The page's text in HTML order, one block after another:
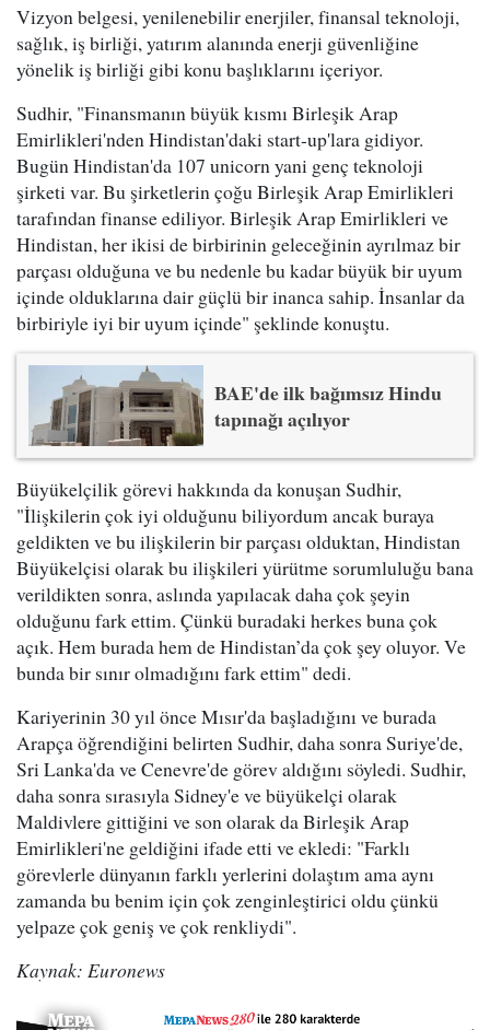
Vizyon belgesi, yenilenebilir enerjiler, finansal teknoloji,
sağlık, iş birliği, yatırım alanında enerji güvenliğine
yönelik iş birliği gibi konu başlıklarını içeriyor.
Sudhir, "Finansmanın büyük kısmı Birleşik Arap
Emirlikleri'nden Hindistan'daki start-up'lara gidiyor.
Bugün Hindistan'da 107 unicorn yani genç teknoloji
şirketi var. Bu şirketlerin çoğu Birleşik Arap Emirlikleri
tarafından finanse ediliyor. Birleşik Arap Emirlikleri ve
Hindistan, her ikisi de birbirinin geleceğinin ayrılmaz bir
parçası olduğuna ve bu nedenle bu kadar büyük bir uyum
içinde olduklarına dair güçlü bir inanca sahip. İnsanlar da
birbiriyle iyi bir uyum içinde" şeklinde konuştu.
BAE'de ilk bağımsız Hindu
tapınağı açılıyor
Büyükelçilik görevi hakkında da konuşan Sudhir,
"İlişkilerin çok iyi olduğunu biliyordum ancak buraya
geldikten ve bu ilişkilerin bir parçası olduktan, Hindistan
Büyükelçisi olarak bu ilişkileri yürütme sorumluluğu bana
verildikten sonra, aslında yapılacak daha çok şeyin
olduğunu fark ettim. Çünkü buradaki herkes buna çok
açık. Hem burada hem de Hindistan’da çok şey oluyor. Ve
bunda bir sınır olmadığını fark ettim" dedi.
Kariyerinin 30 yıl önce Mısır'da başladığını ve burada
Arapça öğrendiğini belirten Sudhir, daha sonra Suriye'de,
Sri Lanka'da ve Cenevre'de görev aldığını söyledi. Sudhir,
daha sonra sırasıyla Sidney'e ve büyükelçi olarak
Maldivlere gittiğini ve son olarak da Birleşik Arap
Emirlikleri'ne geldiğini ifade etti ve ekledi: "Farklı
görevlerle dünyanın farklı yerlerini dolaştım ama aynı
zamanda bu benim için çok zenginleştirici oldu çünkü
yelpaze çok geniş ve çok renkliydi".
Kaynak: Euronews